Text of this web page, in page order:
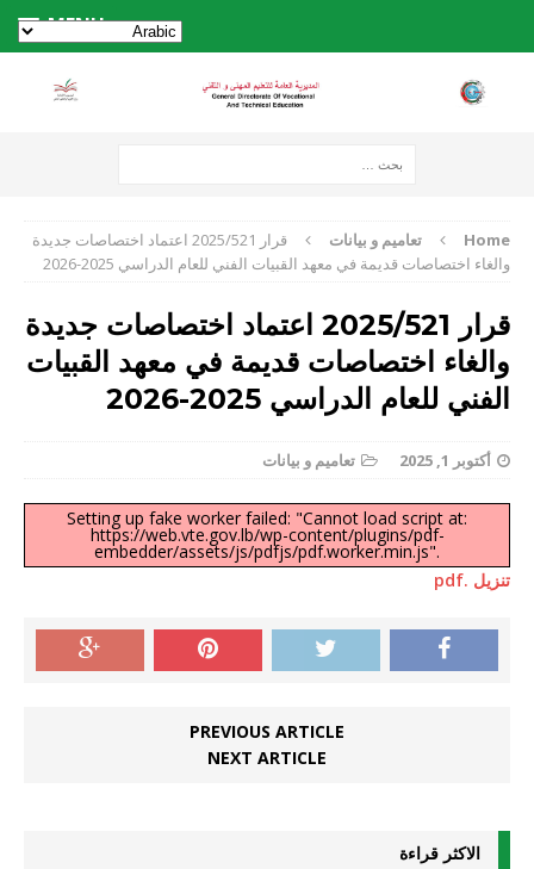
MENU
Home تعاميم و بيانات
قرار 2025/521 اعتماد اختصاصات جديدة
والغاء اختصاصات قديمة في معهد القبيات الفني للعام الدراسي 2025-2026
قرار 2025/521 اعتماد اختصاصات جديدة
والغاء اختصاصات قديمة في معهد القبيات
الفني للعام الدراسي 2025-2026
أكتوبر 1, 2025 تعاميم و بيانات
Setting up fake worker failed: "Cannot load script at:
https://web.vte.gov.lb/wp-content/plugins/pdf-
embedder/assets/js/pdfjs/pdf.worker.min.js".
تنزيل .pdf
PREVIOUS ARTICLE
NEXT ARTICLE
الاكثر قراءة